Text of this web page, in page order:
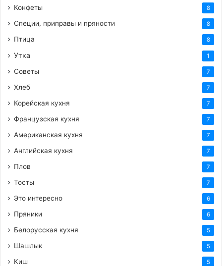
Конфеты 8
Специи, приправы и пряности 8
Птица 8
Утка 1
Советы 7
Хлеб 7
Корейская кухня 7
Французская кухня 7
Американская кухня 7
Английская кухня 7
Плов 7
Тосты 7
Это интересно 6
Пряники 6
Белорусская кухня 5
Шашлык 5
Киш 5